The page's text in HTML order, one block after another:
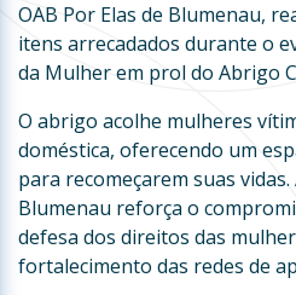
OAB Por Elas de Blumenau,
itens arrecadados durante o
da Mulher em prol do Abrigo
O abrigo acolhe mulheres
doméstica, oferecendo um
para recomeçarem suas vidas.
Blumenau reforça o
defesa dos direitos das
fortalecimento das redes de